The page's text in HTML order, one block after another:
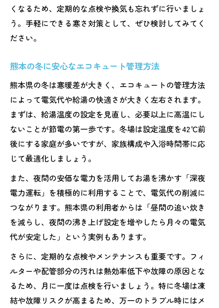
くなるため、定期的な点検や換気も忘れずに行いましょ
う。手軽にできる寒さ対策として、ぜひ検討してみてく
ださい。
熊本の冬に安心なエコキュート管理方法
熊本県の冬は寒暖差が大きく、エコキュートの管理方法
によって電気代や給湯の快適さが大きく左右されます。
まずは、給湯温度の設定を見直し、必要以上に高温にし
ないことが節電の第一歩です。冬場は設定温度を42℃前
後にする家庭が多いですが、家族構成や入浴時間帯に応
じて最適化しましょう。
また、夜間の安価な電力を活用してお湯を沸かす「深夜
電力運転」を積極的に利用することで、電気代の削減に
つながります。熊本県の利用者からは「昼間の追い炊き
を減らし、夜間の沸き上げ設定を増やしたら月々の電気
代が安定した」という実例もあります。
さらに、定期的な点検やメンテナンスも重要です。フィ
ルターや配管部分の汚れは熱効率低下や故障の原因とな
るため、月に一度は点検を行いましょう。特に冬場は凍
結や故障リスクが高まるため、万一のトラブル時にはメ